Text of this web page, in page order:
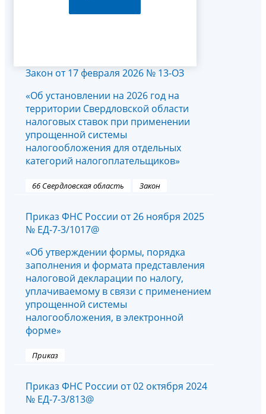
Закон от 17 февраля 2026 № 13-ОЗ
«Об установлении на 2026 год на
территории Свердловской области
налоговых ставок при применении
упрощенной системы
налогообложения для отдельных
категорий налогоплательщиков»
66 Свердловская область Закон
Приказ ФНС России от 26 ноября 2025
№ ЕД-7-3/1017@
«Об утверждении формы, порядка
заполнения и формата представления
налоговой декларации по налогу,
уплачиваемому в связи с применением
упрощенной системы
налогообложения, в электронной
форме»
Приказ
Приказ ФНС России от 02 октября 2024
№ ЕД-7-3/813@